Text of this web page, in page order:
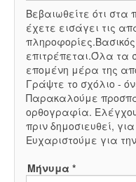
Βεβαιωθείτε ότι στα
έχετε εισάγει τις
επιτρέπεται.Όλα τα
επομένη μέρα της
Γράψτε το σχόλιο -
Παρακαλούμε
ορθογραφία.
πριν δημοσιευθεί,
Ευχαριστούμε για
Μήνυμα *